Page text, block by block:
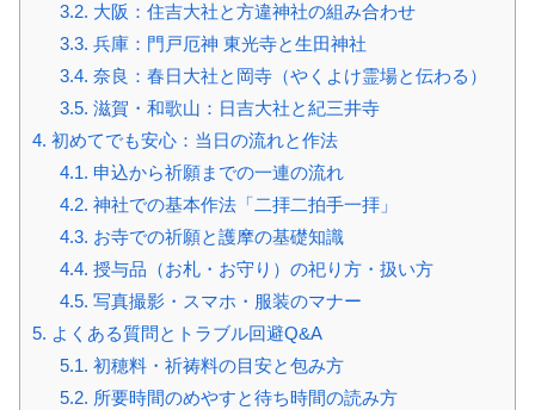
3.2. 大阪：住吉大社と方違神社の組み合わせ
3.3. 兵庫：門戸厄神 東光寺と生田神社
3.4. 奈良：春日大社と岡寺（やくよけ霊場と伝わる）
3.5. 滋賀・和歌山：日吉大社と紀三井寺
4. 初めてでも安心：当日の流れと作法
4.1. 申込から祈願までの一連の流れ
4.2. 神社での基本作法「二拝二拍手一拝」
4.3. お寺での祈願と護摩の基礎知識
4.4. 授与品（お札・お守り）の祀り方・扱い方
4.5. 写真撮影・スマホ・服装のマナー
5. よくある質問とトラブル回避Q&A
5.1. 初穂料・祈祷料の目安と包み方
5.2. 所要時間のめやすと待ち時間の読み方